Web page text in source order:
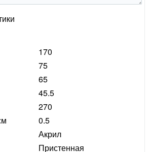
170
75
65
45.5
270
0.5
Акрил
Пристенная